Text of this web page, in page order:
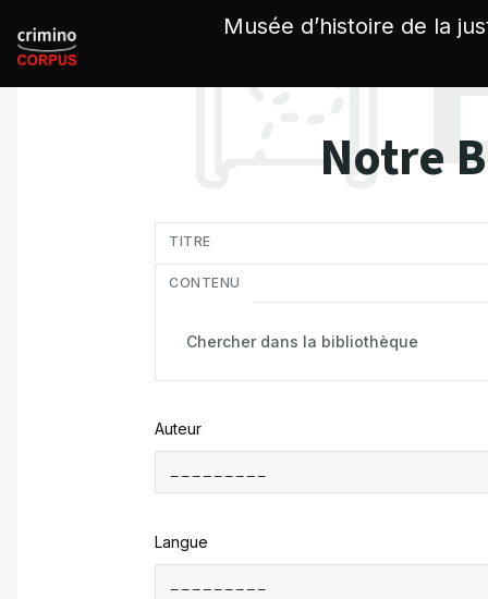
Musée d’histoire de la
Notre
TITRE
CONTENU
Auteur
Langue
Panneau de gestion des cookies